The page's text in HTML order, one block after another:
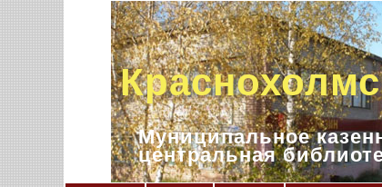
Муниципальное
центральная